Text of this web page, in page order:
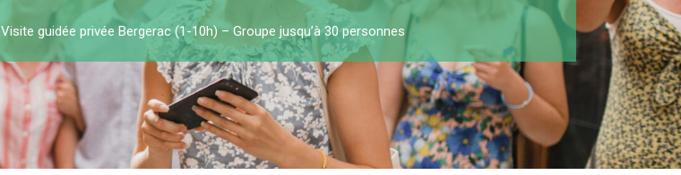
Visite guidée privée Bergerac (1-10h) – Groupe jusqu’à 30 personnes